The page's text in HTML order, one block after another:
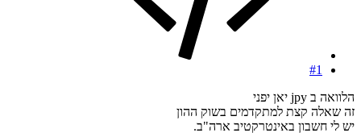
#1
הלוואה ב jpy יאן יפני
זה שאלה קצת למתקדמים בשוק ההון
יש לי חשבון באינטרקטיב ארה"ב.